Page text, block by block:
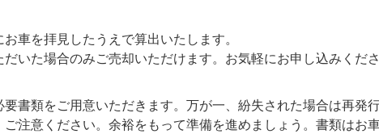
車を拝見したうえで算出いたします。
いた場合のみご売却いただけます。お気軽にお申し込みくだ
書類をご用意いただきます。万が一、紛失された場合は再発
ご注意ください。余裕をもって準備を進めましょう。書類はお